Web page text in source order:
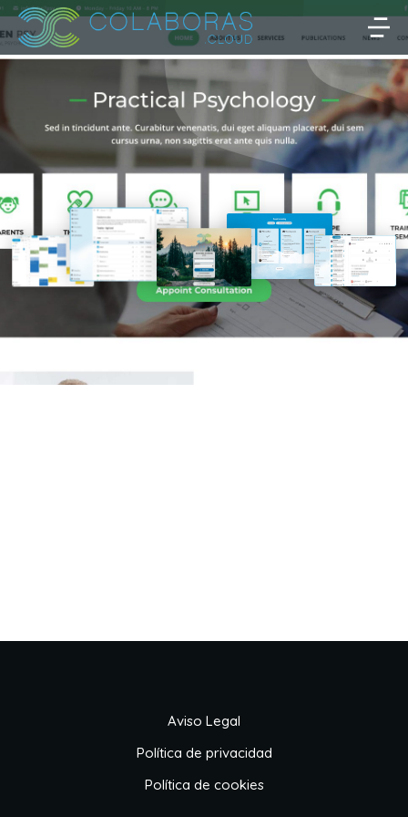
Aviso Legal
Política de privacidad
Política de cookies